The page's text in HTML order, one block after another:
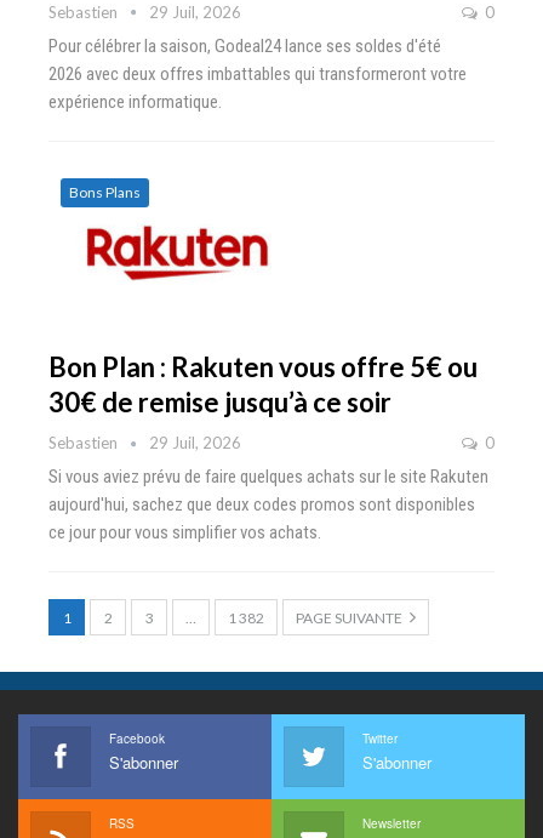
Sebastien 29 Juil, 2026 0
Pour célébrer la saison, Godeal24 lance ses soldes d'été
2026 avec deux offres imbattables qui transformeront votre
expérience informatique.
Bons Plans
Bon Plan : Rakuten vous offre 5€ ou
30€ de remise jusqu’à ce soir
Sebastien 29 Juil, 2026 0
Si vous aviez prévu de faire quelques achats sur le site Rakuten
aujourd'hui, sachez que deux codes promos sont disponibles
ce jour pour vous simplifier vos achats.
1 2 3 … 1 382 PAGE SUIVANTE
Facebook
S'abonner
Twitter
S'abonner
RSS Newsletter